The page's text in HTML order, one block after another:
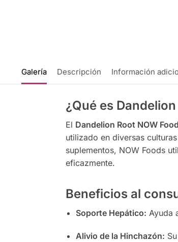
Galería Descripción Información
¿Qué es
El Dandelion Root NOW
utilizado en diversas
suplementos, NOW Foods
eficazmente.
Beneficios al
Soporte Hepático: Ayuda
Alivio de la Hinchazón: